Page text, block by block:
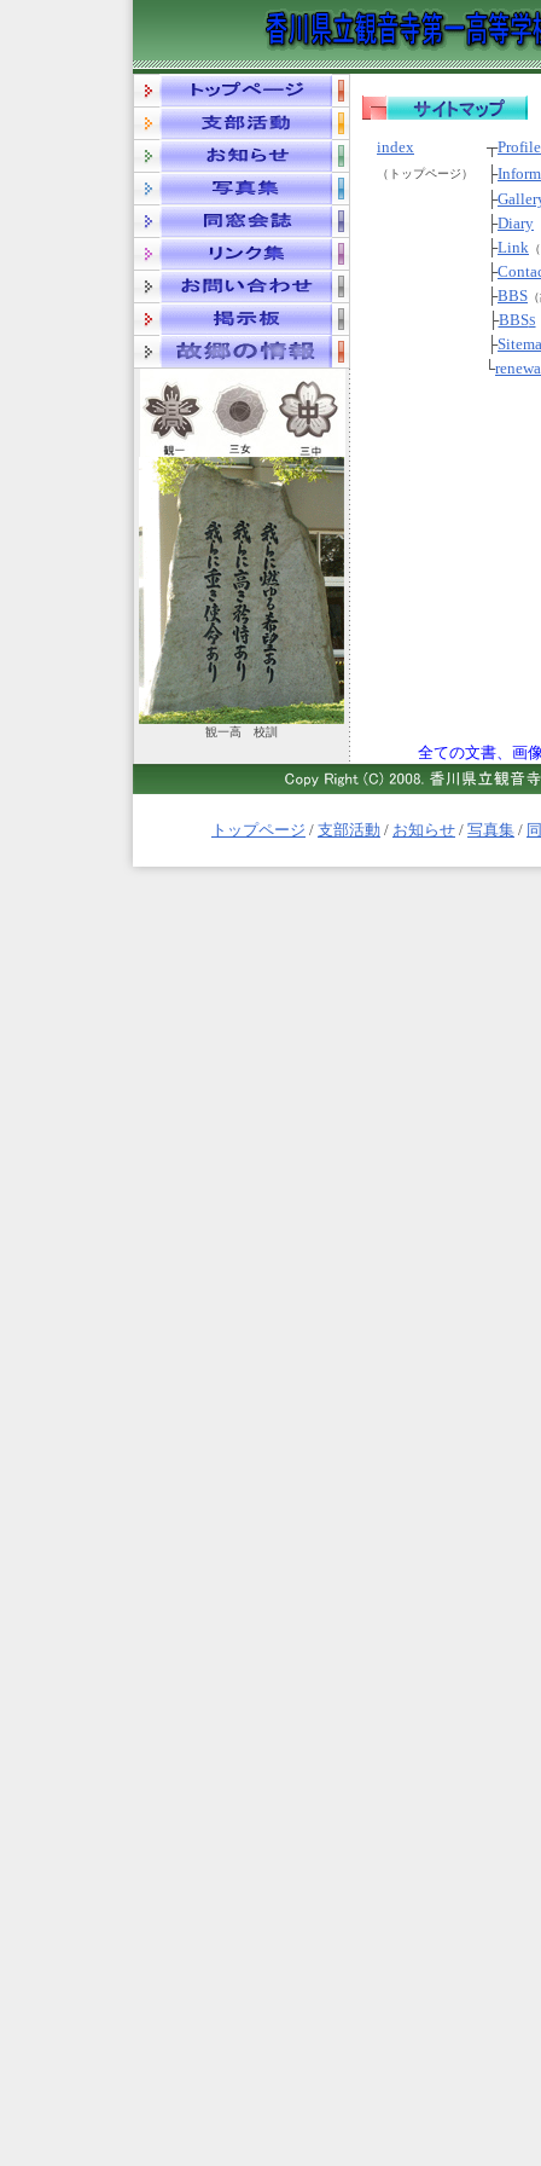
観一高 校訓
index ┬Profile
（トップページ） ├
├
├Diary
├Link
├
├BBS
├BBSS
├
└
全ての文書、画
トップページ / 支部活動 / お知らせ / 写真集 /